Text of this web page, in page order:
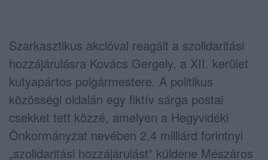
Szarkasztikus akcióval reagált a szolidaritási
hozzájárulásra Kovács Gergely, a XII. kerület
kutyapártos polgármestere. A politikus
közösségi oldalán egy fiktív sárga postai
csekket tett közzé, amelyen a Hegyvidéki
Önkormányzat nevében 2,4 milliárd forintnyi
„szolidaritási hozzájárulást” küldene Mészáros